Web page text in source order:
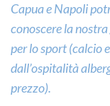
Capua e Napoli
conoscere la
per lo sport (calcio
dall’ospitalità
prezzo).